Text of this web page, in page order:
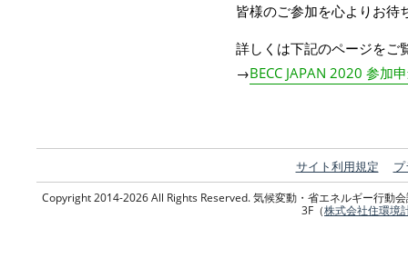
皆様のご参加を心よりお待
詳しくは下記のページをご
→BECC JAPAN 2020 参加
サイト利用規定
Copyright 2014-2026 All Rights Reserved. 気候変動・省エネルギー行動
3F（株式会社住環境